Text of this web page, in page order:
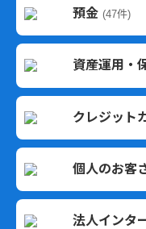
預金 (47件)
資産運用・
クレジット
個人のお客
法人インタ